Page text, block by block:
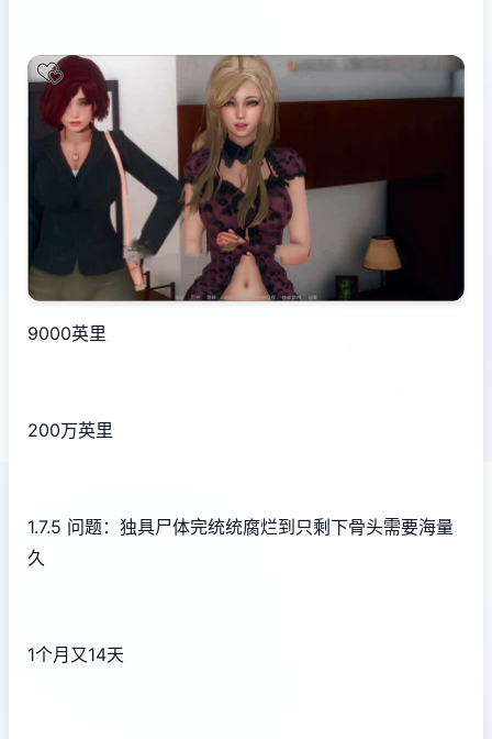
9000英里
200万英里
1.7.5 问题：独具尸体完统统腐烂到只剩下骨头需要海量
久
1个月又14天